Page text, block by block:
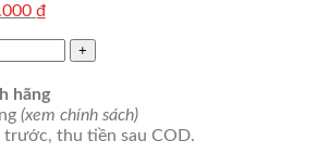
₫.
₫
17.920.000 ₫.
hãng
(xem chính sách)
trước, thu tiền sau COD.